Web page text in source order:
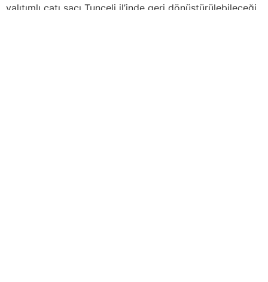
yalıtımlı çatı sacı Tunceli il’inde geri dönüştürülebileceği